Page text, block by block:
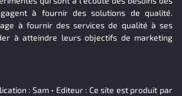
à fournir des solutions de qualité.
à fournir des services de qualité à ses
à atteindre leurs objectifs de marketing
: Sam • Editeur : Ce site est produit par